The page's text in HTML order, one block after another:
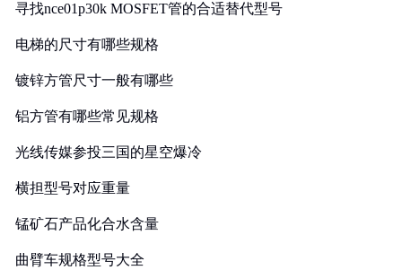
寻找nce01p30k MOSFET管的合适替代型号
电梯的尺寸有哪些规格
镀锌方管尺寸一般有哪些
铝方管有哪些常见规格
光线传媒参投三国的星空爆冷
横担型号对应重量
锰矿石产品化合水含量
曲臂车规格型号大全